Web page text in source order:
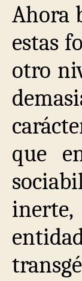
Ahora
estas
otro
que